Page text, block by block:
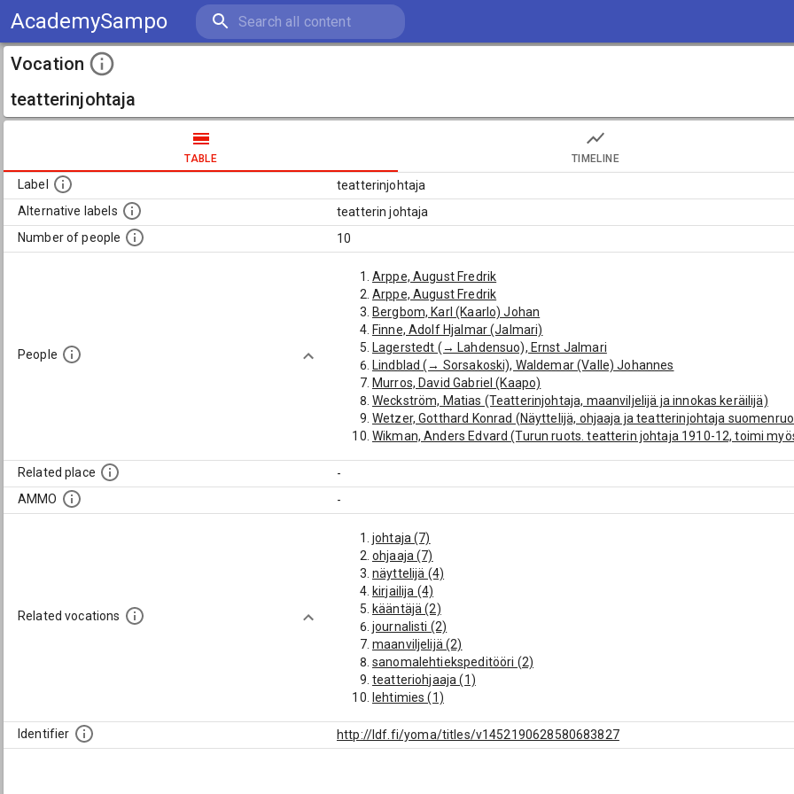
AcademySampo
Vocation
teatterinjohtaja
TABLE TIMELINE
Label
teatterinjohtaja
Alternative labels
teatterin johtaja
Number of people
10
People
Arppe, August Fredrik
Arppe, August Fredrik
Bergbom, Karl (Kaarlo) Johan
Finne, Adolf Hjalmar (Jalmari)
Lagerstedt (→ Lahdensuo), Ernst Jalmari
Lindblad (→ Sorsakoski), Waldemar (Valle) Johannes
Murros, David Gabriel (Kaapo)
Weckström, Matias (Teatterinjohtaja, maanviljelijä ja innokas keräilijä)
Wetzer, Gotthard Konrad (Näyttelijä, ohjaaja ja teatterinjohtaja
Wikman, Anders Edvard (Turun ruots. teatterin johtaja 1910-12, toimi
Related place
-
AMMO
-
Related vocations
johtaja (7)
ohjaaja (7)
näyttelijä (4)
kirjailija (4)
kääntäjä (2)
journalisti (2)
maanviljelijä (2)
sanomalehtiekspeditööri (2)
teatteriohjaaja (1)
lehtimies (1)
poliitikko (1)
Identifier http://ldf.fi/yoma/titles/v1452190628580683827